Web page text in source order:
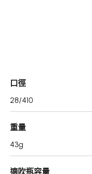
口徑
28/410
重量
43g
適吹瓶容量
專利技術品牌
OEM/ODM服務
應用領域